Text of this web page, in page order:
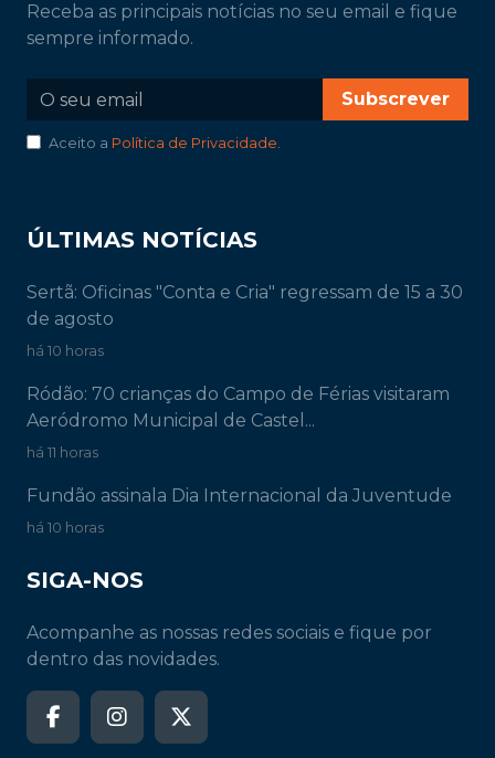
Receba as principais notícias no seu email e fique
sempre informado.
Subscrever
Aceito a Política de Privacidade.
ÚLTIMAS NOTÍCIAS
Sertã: Oficinas "Conta e Cria" regressam de 15 a 30
de agosto
há 10 horas
Ródão: 70 crianças do Campo de Férias visitaram
Aeródromo Municipal de Castel...
há 11 horas
Fundão assinala Dia Internacional da Juventude
há 10 horas
SIGA-NOS
Acompanhe as nossas redes sociais e fique por
dentro das novidades.